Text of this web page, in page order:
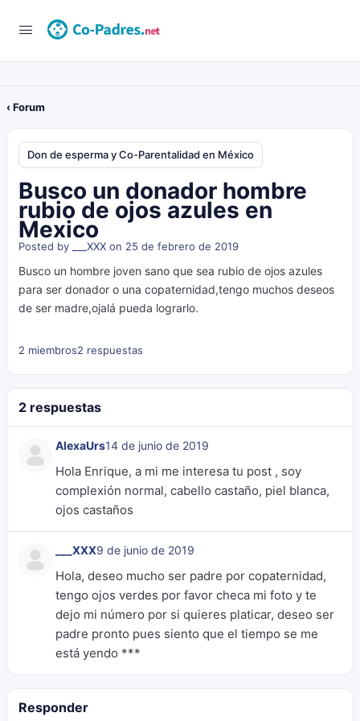
‹ Forum
Don de esperma y Co-Parentalidad en México
Busco un donador hombre
rubio de ojos azules en
Mexico
Posted by ___XXX on 25 de febrero de 2019
Busco un hombre joven sano que sea rubio de ojos azules
para ser donador o una copaternidad,tengo muchos deseos
de ser madre,ojalá pueda lograrlo.
2 miembros2 respuestas
2 respuestas
AlexaUrs14 de junio de 2019
Hola Enrique, a mi me interesa tu post , soy
complexión normal, cabello castaño, piel blanca,
ojos castaños
___XXX9 de junio de 2019
Hola, deseo mucho ser padre por copaternidad,
tengo ojos verdes por favor checa mi foto y te
dejo mi número por si quieres platicar, deseo ser
padre pronto pues siento que el tiempo se me
está yendo ***
Responder